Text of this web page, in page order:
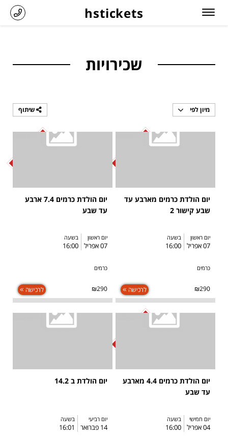
hstickets
שכירויות
מיון לפי
יום הולדת כרמים מארבע עד
שבע קישור 2
SOLD OUT
יום ראשון
07 אפריל
בשעה
16:00
כרמים
₪290 לרכישה
יום הולדת כרמים 7.4 ארבע
עד שבע
SOLD OUT
יום ראשון
07 אפריל
בשעה
16:00
כרמים
₪290 לרכישה
יום הולדת כרמים 4.4 מארבע
עד שבע
SOLD OUT
יום חמישי
04 אפריל
בשעה
16:00
יום הולדת ב 14.2
יום רביעי
14 פברואר
בשעה
16:01